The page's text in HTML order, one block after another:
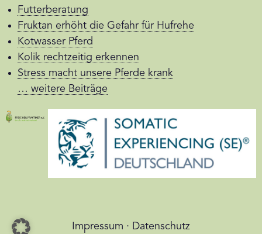
Futterberatung
Fruktan erhöht die Gefahr für Hufrehe
Kotwasser Pferd
Kolik rechtzeitig erkennen
Stress macht unsere Pferde krank
… weitere Beiträge
Impressum · Datenschutz